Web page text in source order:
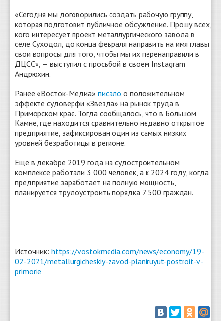
«Сегодня мы договорились создать рабочую группу,
которая подготовит публичное обсуждение. Прошу всех,
кого интересует проект металлургического завода в
селе Суходол, до конца февраля направить на имя главы
свои вопросы для того, чтобы мы их перенаправили в
ДЦСС», — выступил с просьбой в своем Instagram
Андрюхин.
Ранее «Восток-Медиа» писало о положительном
эффекте судоверфи «Звезда» на рынок труда в
Приморском крае. Тогда сообщалось, что в Большом
Камне, где находится сравнительно недавно открытое
предприятие, зафиксирован один из самых низких
уровней безработицы в регионе.
Еще в декабре 2019 года на судостроительном
комплексе работали 3 000 человек, а к 2024 году, когда
предприятие заработает на полную мощность,
планируется трудоустроить порядка 7 500 граждан.
Источник: https://vostokmedia.com/news/economy/19-
02-2021/metallurgicheskiy-zavod-planiruyut-postroit-v-
primorie